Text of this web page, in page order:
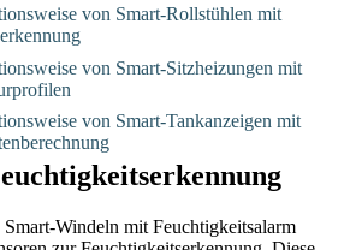
von Smart-Rollstühlen mit
von Smart-Sitzheizungen mit
von Smart-Tankanzeigen mit
Windeln mit Feuchtigkeitsalarm